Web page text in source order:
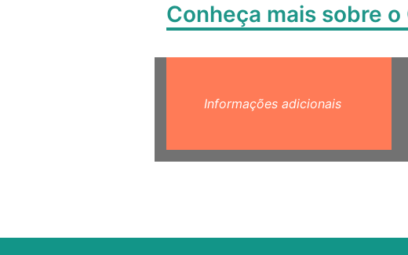
Conheça mais sobre o
Informações adicionais